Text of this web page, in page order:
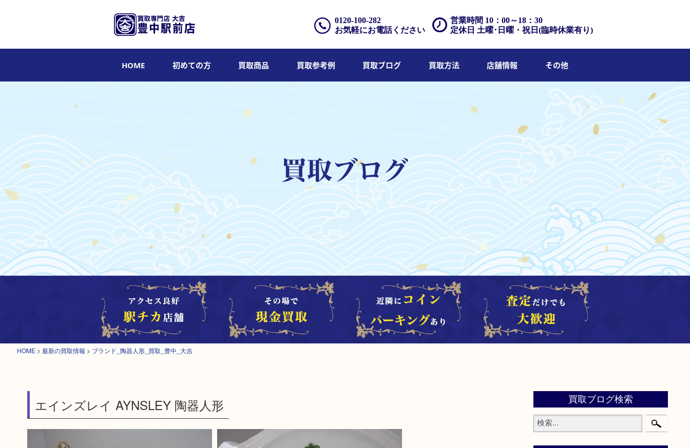
営業時間 10：00～18：30
定休日 土曜･日曜・祝日(臨時休業有り)
0120-100-282
お気軽にお電話ください
HOME 初めての方 買取商品 買取参考例 買取ブログ 買取方法 店舗情報 その他
HOME > 最新の買取情報 > ブランド_陶器人形_買取_豊中_大吉
エインズレイ AYNSLEY 陶器人形 買取ブログ検索